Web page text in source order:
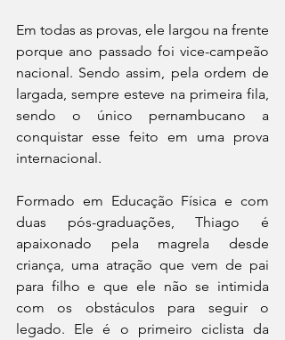
Em todas as provas, ele largou na frente
porque ano passado foi vice-campeão
nacional. Sendo assim, pela ordem de
largada, sempre esteve na primeira fila,
sendo o único pernambucano a
conquistar esse feito em uma prova
internacional.
Formado em Educação Física e com
duas pós-graduações, Thiago é
apaixonado pela magrela desde
criança, uma atração que vem de pai
para filho e que ele não se intimida
com os obstáculos para seguir o
legado. Ele é o primeiro ciclista da